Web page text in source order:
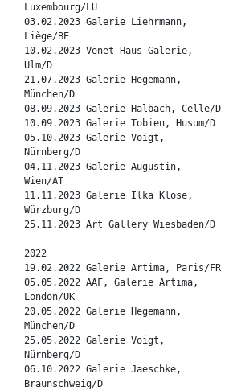
Luxembourg/LU
03.02.2023 Galerie Liehrmann,
Liège/BE
10.02.2023 Venet-Haus Galerie,
Ulm/D
21.07.2023 Galerie Hegemann,
München/D
08.09.2023 Galerie Halbach, Celle/D
10.09.2023 Galerie Tobien, Husum/D
05.10.2023 Galerie Voigt,
Nürnberg/D
04.11.2023 Galerie Augustin,
Wien/AT
11.11.2023 Galerie Ilka Klose,
Würzburg/D
25.11.2023 Art Gallery Wiesbaden/D
2022
19.02.2022 Galerie Artima, Paris/FR
05.05.2022 AAF, Galerie Artima,
London/UK
20.05.2022 Galerie Hegemann,
München/D
25.05.2022 Galerie Voigt,
Nürnberg/D
06.10.2022 Galerie Jaeschke,
Braunschweig/D